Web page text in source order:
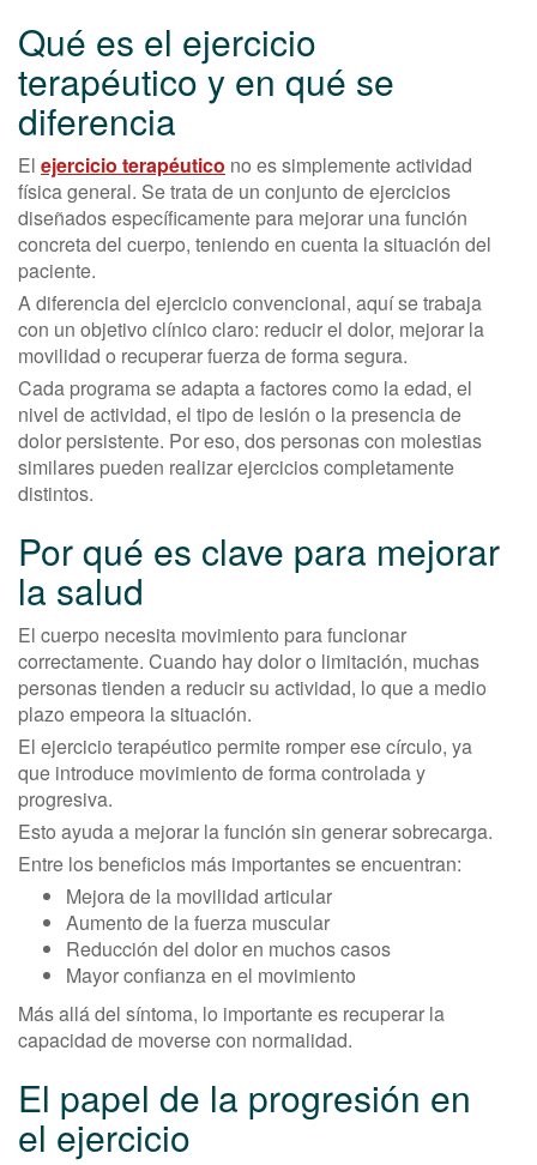
Qué es el ejercicio
terapéutico y en qué se
diferencia
El ejercicio terapéutico no es simplemente actividad
física general. Se trata de un conjunto de ejercicios
diseñados específicamente para mejorar una función
concreta del cuerpo, teniendo en cuenta la situación del
paciente.
A diferencia del ejercicio convencional, aquí se trabaja
con un objetivo clínico claro: reducir el dolor, mejorar la
movilidad o recuperar fuerza de forma segura.
Cada programa se adapta a factores como la edad, el
nivel de actividad, el tipo de lesión o la presencia de
dolor persistente. Por eso, dos personas con molestias
similares pueden realizar ejercicios completamente
distintos.
Por qué es clave para mejorar
la salud
El cuerpo necesita movimiento para funcionar
correctamente. Cuando hay dolor o limitación, muchas
personas tienden a reducir su actividad, lo que a medio
plazo empeora la situación.
El ejercicio terapéutico permite romper ese círculo, ya
que introduce movimiento de forma controlada y
progresiva.
Esto ayuda a mejorar la función sin generar sobrecarga.
Entre los beneficios más importantes se encuentran:
Mejora de la movilidad articular
Aumento de la fuerza muscular
Reducción del dolor en muchos casos
Mayor confianza en el movimiento
Más allá del síntoma, lo importante es recuperar la
capacidad de moverse con normalidad.
El papel de la progresión en
el ejercicio